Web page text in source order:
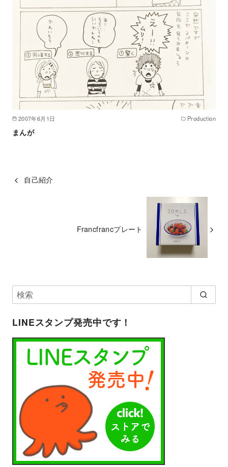
2007年6月1日 Production
まんが
自己紹介
Francfrancプレート
LINEスタンプ発売中です！